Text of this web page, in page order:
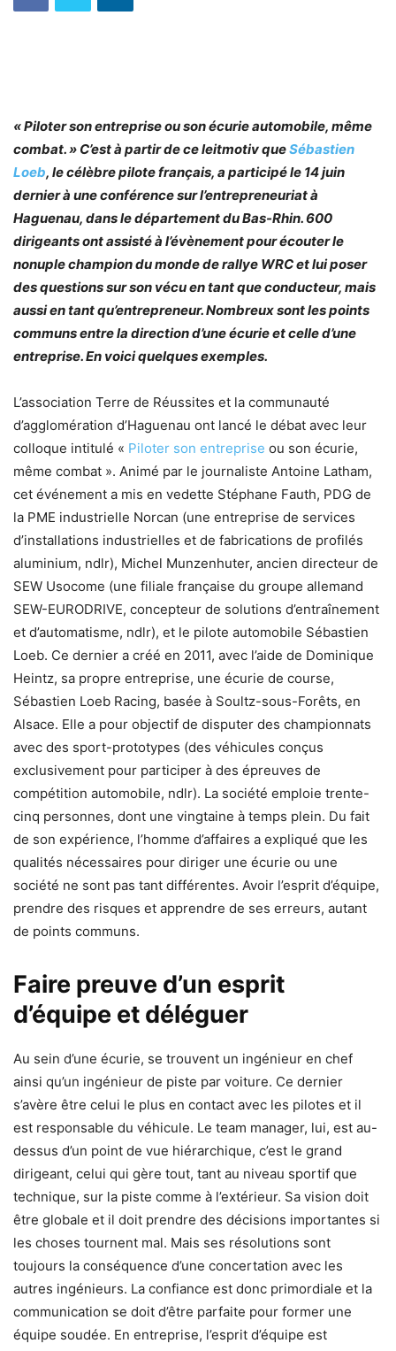
« Piloter son entreprise ou son écurie automobile, même
combat. » C’est à partir de ce leitmotiv queSébastien
Loeb, le célèbre pilote français, a participé le 14 juin
dernier à une conférence sur l’entrepreneuriat à
Haguenau, dans le département du Bas-Rhin. 600
dirigeants ont assisté à l’évènement pour écouter le
nonuple champion du monde de rallye WRC et lui poser
des questions sur son vécu en tant que conducteur, mais
aussi en tant qu’entrepreneur. Nombreux sont les points
communs entre la direction d’une écurie et celle d’une
entreprise. En voici quelques exemples.
L’association Terre de Réussites et la communauté
d’agglomération d’Haguenau ont lancé le débat avec leur
colloque intitulé « Piloter son entreprise ou son écurie,
même combat ». Animé par le journaliste Antoine Latham,
cet événement a mis en vedette Stéphane Fauth, PDG de
la PME industrielle Norcan (une entreprise de services
d’installations industrielles et de fabrications de profilés
aluminium, ndlr), Michel Munzenhuter, ancien directeur de
SEW Usocome (une filiale française du groupe allemand
SEW-EURODRIVE, concepteur de solutions d’entraînement
et d’automatisme, ndlr), et le pilote automobile Sébastien
Loeb. Ce dernier a créé en 2011, avec l’aide de Dominique
Heintz, sa propre entreprise, une écurie de course,
Sébastien Loeb Racing, basée à Soultz-sous-Forêts, en
Alsace. Elle a pour objectif de disputer des championnats
avec des sport-prototypes (des véhicules conçus
exclusivement pour participer à des épreuves de
compétition automobile, ndlr). La société emploie trente-
cinq personnes, dont une vingtaine à temps plein. Du fait
de son expérience, l’homme d’affaires a expliqué que les
qualités nécessaires pour diriger une écurie ou une
société ne sont pas tant différentes. Avoir l’esprit d’équipe,
prendre des risques et apprendre de ses erreurs, autant
de points communs.
Faire preuve d’un esprit
d’équipe et déléguer
Au sein d’une écurie, se trouvent un ingénieur en chef
ainsi qu’un ingénieur de piste par voiture. Ce dernier
s’avère être celui le plus en contact avec les pilotes et il
est responsable du véhicule. Le team manager, lui, est au-
dessus d’un point de vue hiérarchique, c’est le grand
dirigeant, celui qui gère tout, tant au niveau sportif que
technique, sur la piste comme à l’extérieur. Sa vision doit
être globale et il doit prendre des décisions importantes si
les choses tournent mal. Mais ses résolutions sont
toujours la conséquence d’une concertation avec les
autres ingénieurs. La confiance est donc primordiale et la
communication se doit d’être parfaite pour former une
équipe soudée. En entreprise, l’esprit d’équipe est